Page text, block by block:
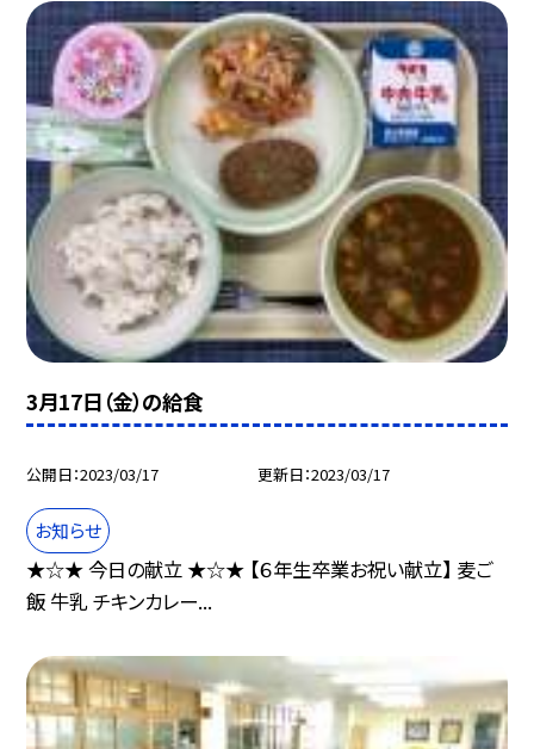
3月17日（金）の給食
公開日 2023/03/17 更新日 2023/03/17
お知らせ
★☆★ 今日の献立 ★☆★ 【６年生卒業お祝い献立】 麦ご
飯 牛乳 チキンカレー...